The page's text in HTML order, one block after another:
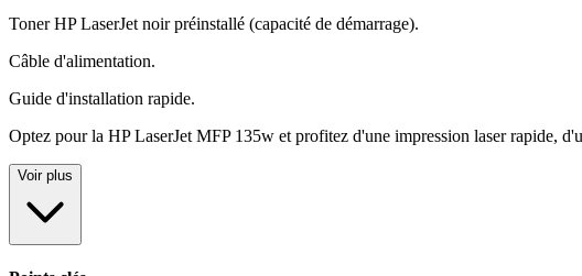
Toner HP LaserJet noir préinstallé (capacité de démarrage).
Câble d'alimentation.
Guide d'installation rapide.
Optez pour la HP LaserJet MFP 135w et profitez d'une impression laser rapide,
Voir plus